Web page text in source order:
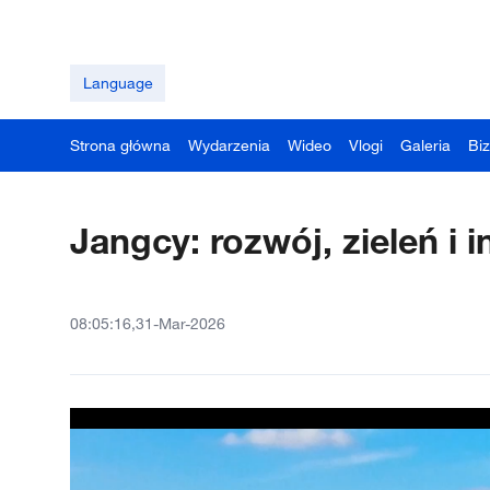
Language
Strona główna Wydarzenia Wideo Vlogi Galeria
Jangcy: rozwój, zieleń i
08:05:16,31-Mar-2026